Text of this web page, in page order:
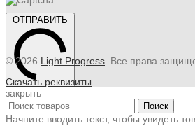
ОТПРАВИТЬ
© 2026 Light Progress . Все права
Скачать реквизиты
закрыть
Поиск
Начните вводить текст, чтобы увидеть